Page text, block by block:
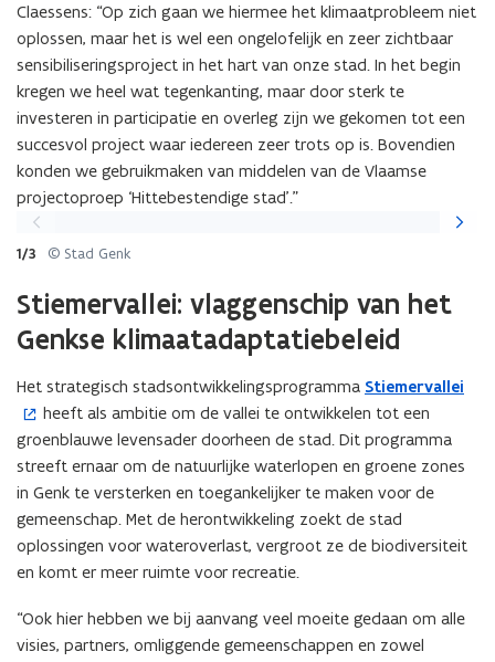
e
u
w
v
e
n
s
Claessens: “Op zich gaan we hiermee het klimaatprobleem niet
oplossen, maar het is wel een ongelofelijk en zeer zichtbaar
sensibiliseringsproject in het hart van onze stad. In het begin
kregen we heel wat tegenkanting, maar door sterk te
investeren in participatie en overleg zijn we gekomen tot een
succesvol project waar iedereen zeer trots op is. Bovendien
konden we gebruikmaken van middelen van de Vlaamse
projectoproep ‘Hittebestendige stad’.”
Vorige
slide
slide
1/3 © Stad Genk
Stiemervallei: vlaggenschip van het
Genkse klimaatadaptatiebeleid
Het strategisch stadsontwikkelingsprogramma Stiemervallei
(
o
p
e
n
t
i
i
e
heeft als ambitie om de vallei te ontwikkelen tot een
groenblauwe levensader doorheen de stad. Dit programma
streeft ernaar om de natuurlijke waterlopen en groene zones
in Genk te versterken en toegankelijker te maken voor de
gemeenschap. Met de herontwikkeling zoekt de stad
oplossingen voor wateroverlast, vergroot ze de biodiversiteit
en komt er meer ruimte voor recreatie.
“Ook hier hebben we bij aanvang veel moeite gedaan om alle
visies, partners, omliggende gemeenschappen en zowel